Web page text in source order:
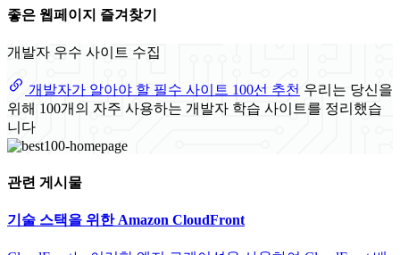
좋은 웹페이지 즐겨찾기
개발자 우수 사이트 수집
개발자가 알아야 할 필수 사이트 100선 추천 우리는 당신을
위해 100개의 자주 사용하는 개발자 학습 사이트를 정리했습
니다
관련 게시물
기술 스택을 위한 Amazon CloudFront